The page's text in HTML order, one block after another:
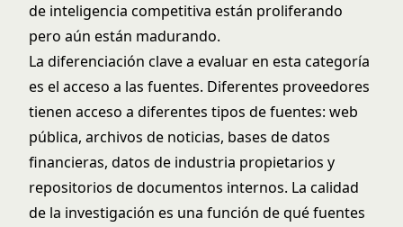
de inteligencia competitiva están proliferando
pero aún están madurando.
La diferenciación clave a evaluar en esta categoría
es el acceso a las fuentes. Diferentes proveedores
tienen acceso a diferentes tipos de fuentes: web
pública, archivos de noticias, bases de datos
financieras, datos de industria propietarios y
repositorios de documentos internos. La calidad
de la investigación es una función de qué fuentes